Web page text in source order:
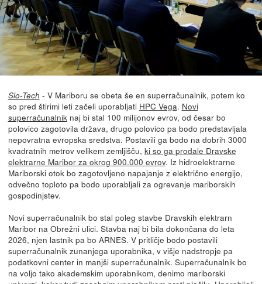
Slo-Tech - V Mariboru se obeta še en superračunalnik, potem ko
so pred štirimi leti začeli uporabljati HPC Vega. Novi
superračunalnik naj bi stal 100 milijonov evrov, od česar bo
polovico zagotovila država, drugo polovico pa bodo predstavljala
nepovratna evropska sredstva. Postavili ga bodo na dobrih 3000
kvadratnih metrov velikem zemljišču, ki so ga prodale Dravske
elektrarne Maribor za okrog 900.000 evrov. Iz hidroelektrarne
Mariborski otok bo zagotovljeno napajanje z električno energijo,
odvečno toploto pa bodo uporabljali za ogrevanje mariborskih
gospodinjstev.
Novi superračunalnik bo stal poleg stavbe Dravskih elektrarn
Maribor na Obrežni ulici. Stavba naj bi bila dokončana do leta
2026, njen lastnik pa bo ARNES. V pritličje bodo postavili
superračunalnik zunanjega uporabnika, v višje nadstropje pa
podatkovni center in manjši superračunalnik. Superračunalnik bo
na voljo tako akademskim uporabnikom, denimo mariborski